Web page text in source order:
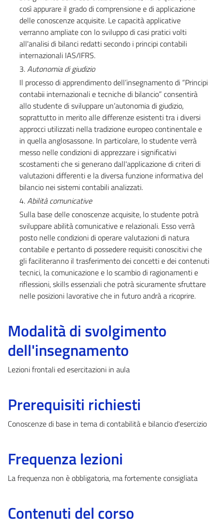
così appurare il grado di comprensione e di applicazione
delle conoscenze acquisite. Le capacità applicative
verranno ampliate con lo sviluppo di casi pratici volti
all'analisi di bilanci redatti secondo i principi contabili
internazionali IAS/IFRS.
3.Autonomia di giudizio
Il processo di apprendimento dell’insegnamento di “Principi
contabii internazionali e tecniche di bilancio” consentirà
allo studente di sviluppare un’autonomia di giudizio,
soprattutto in merito alle differenze esistenti tra i diversi
approcci utilizzati nella tradizione europeo continentale e
in quella anglosassone. In particolare, lo studente verrà
messo nelle condizioni di apprezzare i significativi
scostamenti che si generano dall'applicazione di criteri di
valutazioni differenti e la diversa funzione informativa del
bilancio nei sistemi contabili analizzati.
4.Abilità comunicative
Sulla base delle conoscenze acquisite, lo studente potrà
sviluppare abilità comunicative e relazionali. Esso verrà
posto nelle condizioni di operare valutazioni di natura
contabile e pertanto di possedere requisiti conoscitivi che
gli faciliteranno il trasferimento dei concetti e dei contenuti
tecnici, la comunicazione e lo scambio di ragionamenti e
riflessioni, skills essenziali che potrà sicuramente sfruttare
nelle posizioni lavorative che in futuro andrà a ricoprire.
Modalità di svolgimento
dell'insegnamento
Lezioni frontali ed esercitazioni in aula
Prerequisiti richiesti
Conoscenze di base in tema di contabilità e bilancio d'esercizio
Frequenza lezioni
La frequenza non è obbligatoria, ma fortemente consigliata
Contenuti del corso